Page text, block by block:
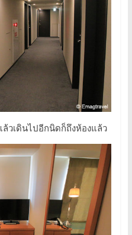
วเดินไปอีกนิดก็ถึงห้องแล้ว